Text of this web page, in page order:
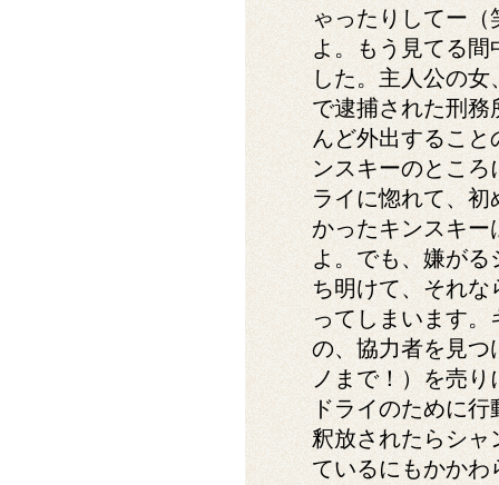
ゃったりしてー
よ。もう見てる
した。主人公の
で逮捕された刑
んど外出するこ
ンスキーのとこ
ライに惚れて、
かったキンスキー
よ。でも、嫌が
ち明けて、それ
ってしまいます
の、協力者を見つ
ノまで！）を売
ドライのために
釈放されたらシ
ているにもかか